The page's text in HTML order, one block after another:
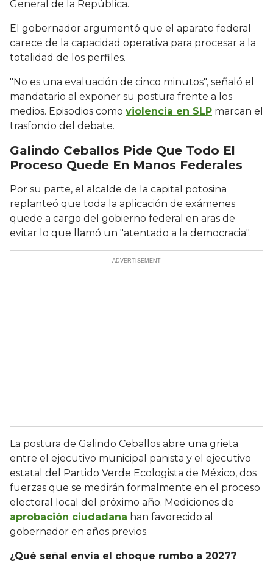
General de la República.
El gobernador argumentó que el aparato federal
carece de la capacidad operativa para procesar a la
totalidad de los perfiles.
"No es una evaluación de cinco minutos", señaló el
mandatario al exponer su postura frente a los
medios. Episodios como violencia en SLP marcan el
trasfondo del debate.
Galindo Ceballos Pide Que Todo El
Proceso Quede En Manos Federales
Por su parte, el alcalde de la capital potosina
replanteó que toda la aplicación de exámenes
quede a cargo del gobierno federal en aras de
evitar lo que llamó un "atentado a la democracia".
La postura de Galindo Ceballos abre una grieta
entre el ejecutivo municipal panista y el ejecutivo
estatal del Partido Verde Ecologista de México, dos
fuerzas que se medirán formalmente en el proceso
electoral local del próximo año. Mediciones de
aprobación ciudadana han favorecido al
gobernador en años previos.
¿Qué señal envía el choque rumbo a 2027?